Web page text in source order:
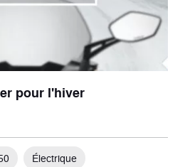
pour l'hiver
Électrique